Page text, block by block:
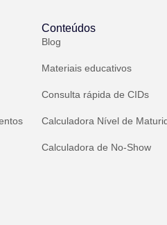
Conteúdos
Blog
Materiais educativos
Consulta rápida de CIDs
Calculadora Nível de
Calculadora de No-Show